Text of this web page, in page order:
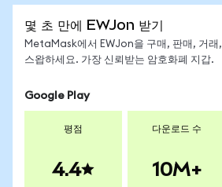
몇 초 만에 EWJon 받기
MetaMask에서 EWJon을 구매, 판매, 거래,
스왑하세요. 가장 신뢰받는 암호화폐 지갑.
Google Play
평점
4.4
다운로드 수
10M+